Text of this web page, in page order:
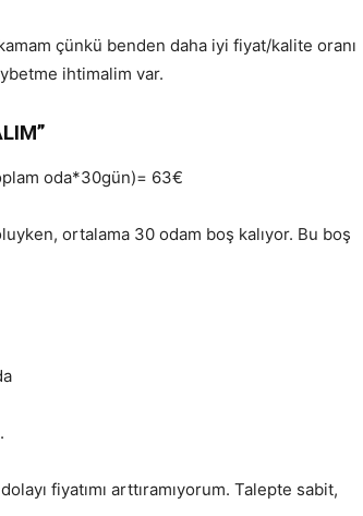
çünkü benden daha iyi fiyat/kalite oranı
ihtimalim var.
oda*30gün)= 63€
ortalama 30 odam boş kalıyor. Bu boş
fiyatımı arttıramıyorum. Talepte sabit,